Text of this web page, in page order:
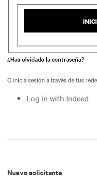
¿Has olvidado la contraseña?
O inicia sesión a través de tus
Log in with Indeed
Nuevo solicitante